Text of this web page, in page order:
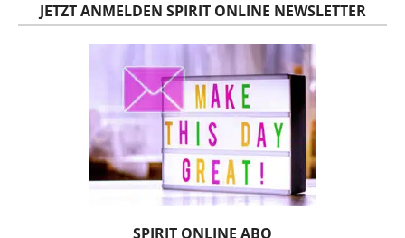
JETZT ANMELDEN SPIRIT ONLINE NEWSLETTER
SPIRIT ONLINE ABO